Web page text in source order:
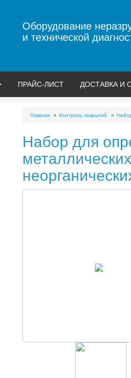
Оборудование
и технической
ПРАЙС-ЛИСТ ДОСТАВКА И
Главная Контроль покрытий
Набор для